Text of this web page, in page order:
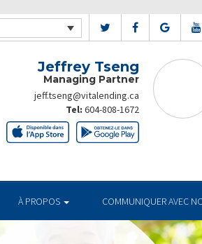
Jeffrey Tseng
Managing Partner
jeff.tseng@vitalending.ca
Tel: 604-808-1672
À PROPOS COMMUNIQUER AVEC